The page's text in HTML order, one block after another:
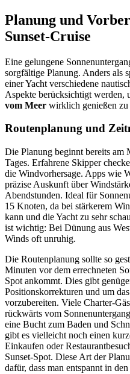
Planung und
Sunset-Cruise
Eine gelungene
sorgfältige Planung. Anders als
einer Yacht verschiedene
Aspekte berücksichtigt werden,
vom Meer wirklich genießen zu
Routenplanung und
Die Planung beginnt bereits am
Tages. Erfahrene Skipper
die Windvorhersage. Apps wie
präzise Auskunft über
Abendstunden. Ideal für
15 Knoten, da bei stärkerem
kann und die Yacht zu sehr
ist wichtig: Bei Dünung aus
Winds oft unruhig.
Die Routenplanung sollte so
Minuten vor dem errechneten
Spot ankommt. Dies gibt
Positionskorrekturen und um
vorzubereiten. Viele Charter-
rückwärts vom
eine Bucht zum Baden und
gibt es vielleicht noch einen
Einkaufen oder
Sunset-Spot. Diese Art der
dafür, dass man entspannt in